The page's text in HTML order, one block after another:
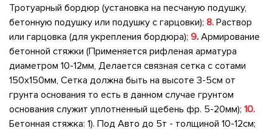
Тротуарный бордюр (установка на песчаную подушку,
бетонную подушку или подушку с гарцовки); 8. Раствор
или гарцовка (для укрепления бордюра); 9. Армирование
бетонной стяжки (Применяется рифленая арматура
диаметром 10-12мм, Делается связная сетка с сотами
150х150мм, Сетка должна быть на высоте 3-5см от
грунта основания то есть в данном случае грунтом
основания служит уплотненный щебень фр. 5-20мм); 10.
Бетонная стяжка: 1). Под Авто до 5т - толщиной 10-12см;